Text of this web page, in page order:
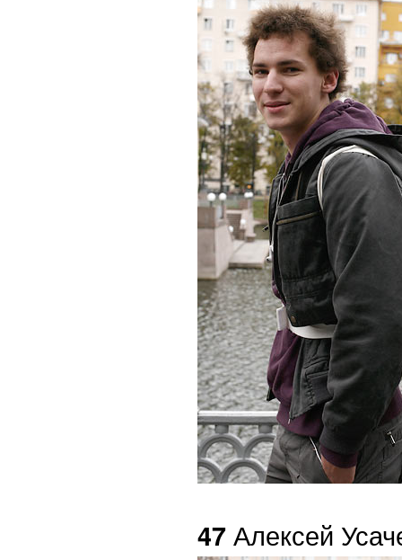
47Алексей